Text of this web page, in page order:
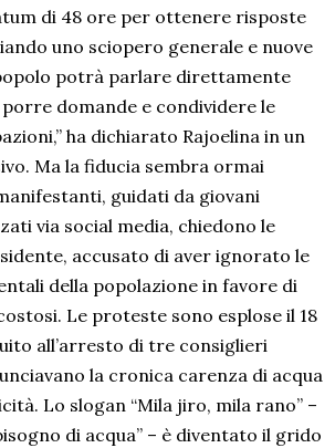
di 48 ore per ottenere risposte
uno sciopero generale e nuove
potrà parlare direttamente
domande e condividere le
ha dichiarato Rajoelina in un
Ma la fiducia sembra ormai
guidati da giovani
via social media, chiedono le
accusato di aver ignorato le
della popolazione in favore di
Le proteste sono esplose il 18
all’arresto di tre consiglieri
la cronica carenza di acqua
Lo slogan “Mila jiro, mila rano” –
di acqua” – è diventato il grido